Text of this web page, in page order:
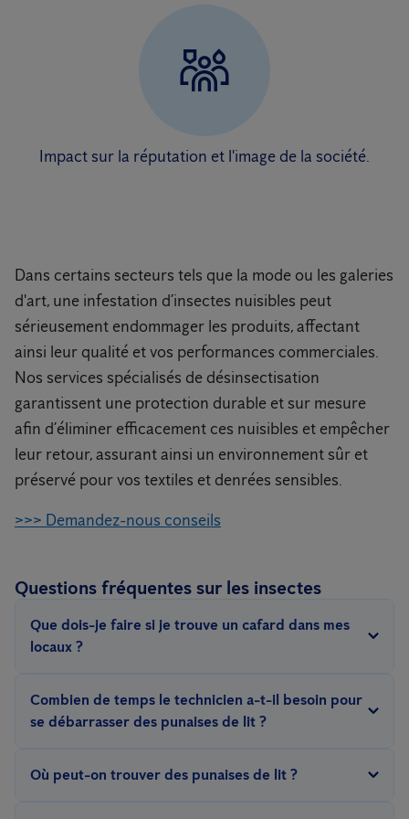
Impact sur la réputation et l'image de la société.
Dans certains secteurs tels que la mode ou les galeries
d'art, une infestation d’insectes nuisibles peut
sérieusement endommager les produits, affectant
ainsi leur qualité et vos performances commerciales.
Nos services spécialisés de désinsectisation
garantissent une protection durable et sur mesure
afin d’éliminer efficacement ces nuisibles et empêcher
leur retour, assurant ainsi un environnement sûr et
préservé pour vos textiles et denrées sensibles.
>>> Demandez-nous conseils
Questions fréquentes sur les insectes
Que dois-je faire si je trouve un cafard dans mes
locaux ?
d'agir rapidement pour éviter une infestation. Nettoyez les
beaucoup,
appelez une entreprise de lutte contre les parasites.
Combien de temps le technicien a-t-il besoin pour
se débarrasser des punaises de lit ?
traiter. Souvent, 1 à 3 traitements thermiques durent de 4
Où peut-on trouver des punaises de lit ?